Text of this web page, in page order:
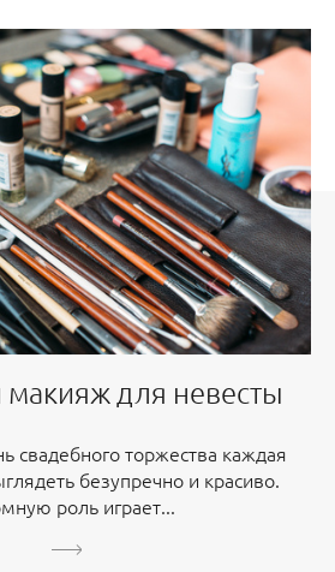
для невесты
свадебного торжества каждая
безупречно и красиво.
роль играет...